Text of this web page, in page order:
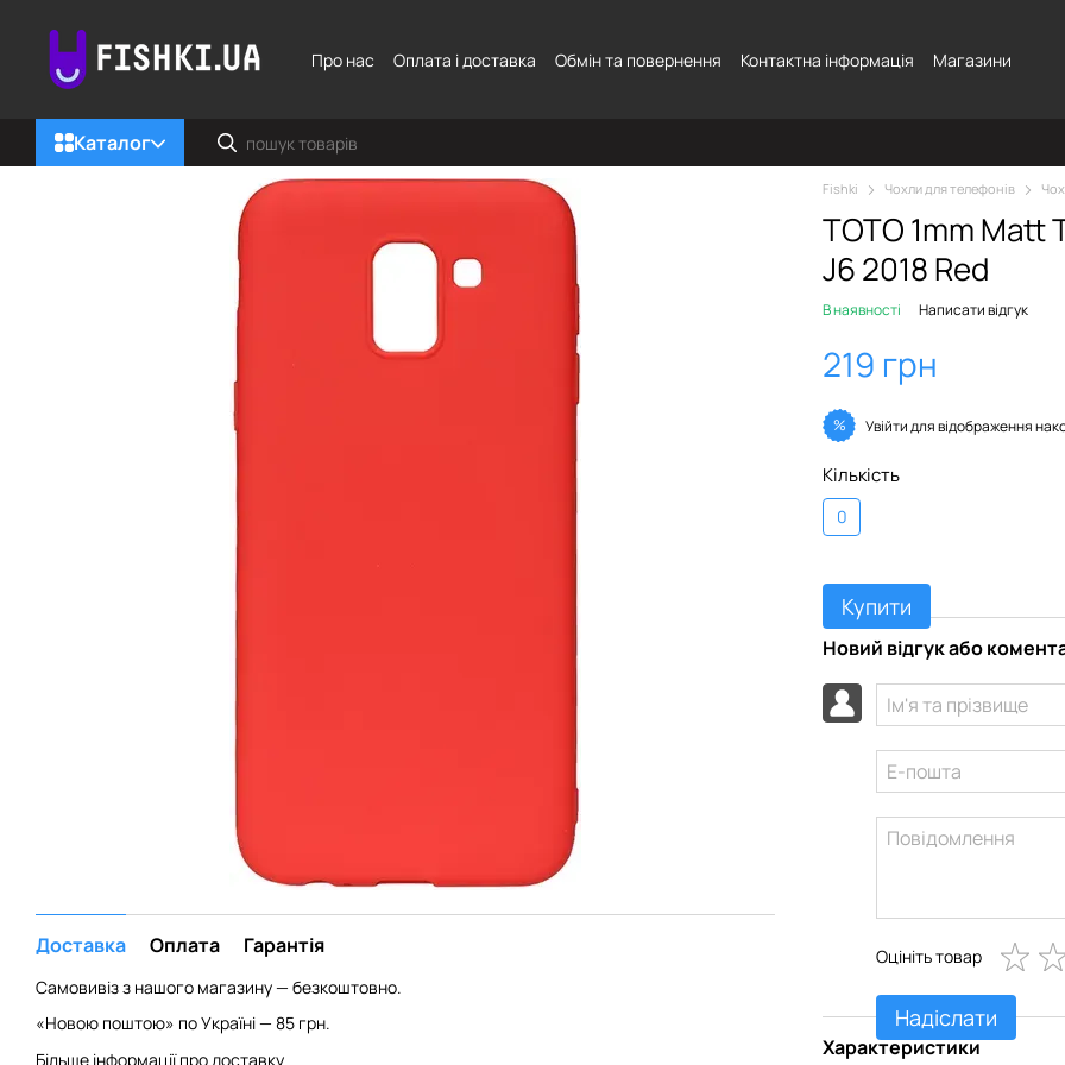
Про нас
Оплата і доставка Обмін та повернення Контактна інформація Магазини
Каталог
Доставка Оплата Гарантія
Самовивіз з нашого магазину — безкоштовно.
«Новою поштою» по Україні — 85 грн.
Більше інформації про доставку
Fishki Чохли для телефонів
TOTO 1mm Matt
J6 2018 Red
В наявності Написати відгук
219 грн
% Увійтидля відображення
Кількість
0
Купити
Новий відгук або
Оцініть товар
Надіслати
Характеристики